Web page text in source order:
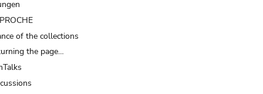
of the collections
the page…